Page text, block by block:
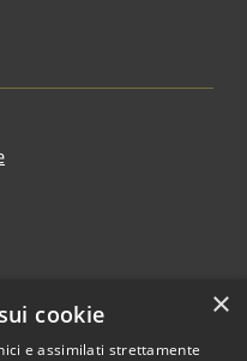
×
cookie
e assimilati strettamente